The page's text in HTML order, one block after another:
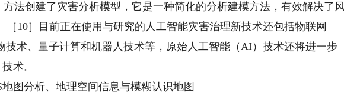
法创建了灾害分析模型，它是一种简化的分析建模方法，有效解决了
［10］目前正在使用与研究的人工智能灾害治理新技术还包括物联网
技术、量子计算和机器人技术等，原始人工智能（AI）技术还将进一步
术。
分析、地理空间信息与模糊认识地图